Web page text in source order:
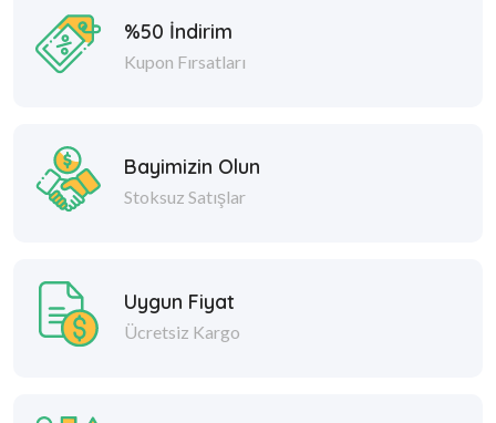
%50 İndirim
Kupon Fırsatları
Bayimizin Olun
Stoksuz Satışlar
Uygun Fiyat
Ücretsiz Kargo